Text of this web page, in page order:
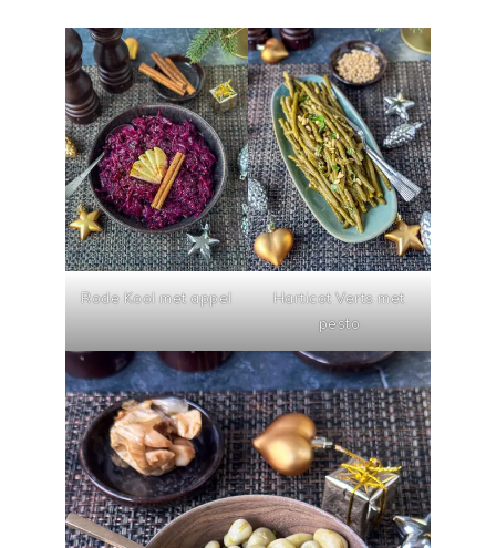
Rode Kool met appel
Harticot Verts met
pesto